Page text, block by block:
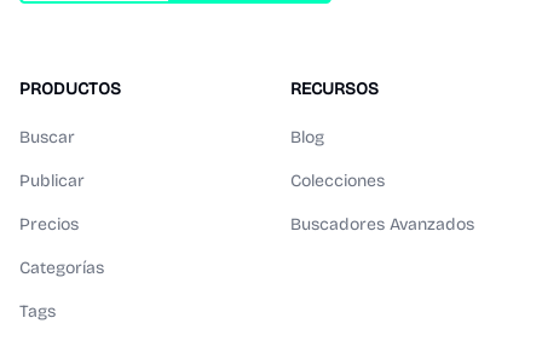
PRODUCTOS
Buscar
Publicar
Precios
Categorías
Tags
RECURSOS
Blog
Colecciones
Buscadores Avanzados